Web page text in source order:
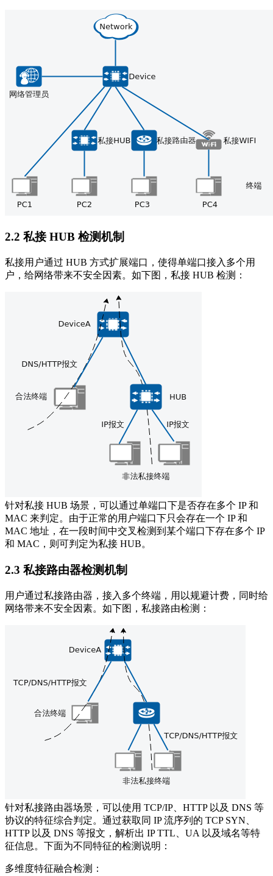
2.2 私接 HUB 检测机制
私接用户通过 HUB 方式扩展端口，使得单端口接入多个用
户，给网络带来不安全因素。如下图，私接 HUB 检测：
针对私接 HUB 场景，可以通过单端口下是否存在多个 IP 和
MAC 来判定。由于正常的用户端口下只会存在一个 IP 和
MAC 地址，在一段时间中交叉检测到某个端口下存在多个 IP
和 MAC，则可判定为私接 HUB。
2.3 私接路由器检测机制
用户通过私接路由器，接入多个终端，用以规避计费，同时给
网络带来不安全因素。如下图，私接路由检测：
针对私接路由器场景，可以使用 TCP/IP、HTTP 以及 DNS 等
协议的特征综合判定。通过获取同 IP 流序列的 TCP SYN、
HTTP 以及 DNS 等报文，解析出 IP TTL、UA 以及域名等特
征信息。下面为不同特征的检测说明：
多维度特征融合检测：